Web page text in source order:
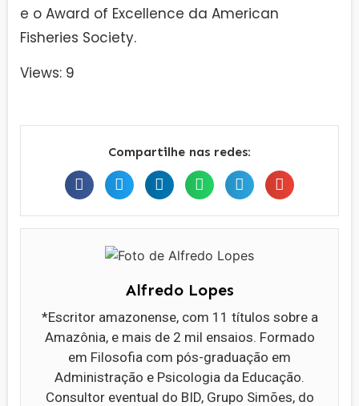
e o Award of Excellence da American
Fisheries Society.
Views: 9
Compartilhe nas redes:
Alfredo Lopes
*Escritor amazonense, com 11 títulos sobre a
Amazônia, e mais de 2 mil ensaios. Formado
em Filosofia com pós-graduação em
Administração e Psicologia da Educação.
Consultor eventual do BID, Grupo Simões, do